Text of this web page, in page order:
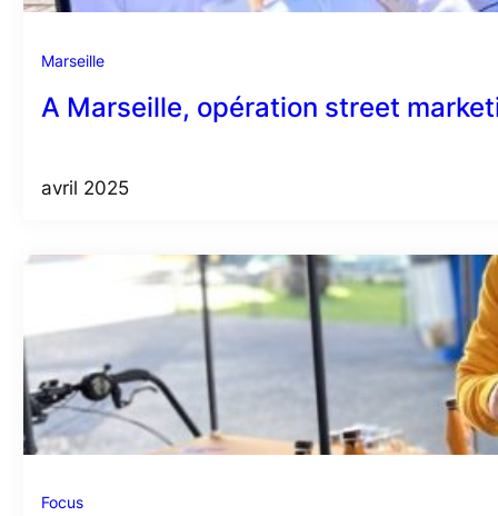
Marseille
A Marseille, opération street
avril 2025
Focus